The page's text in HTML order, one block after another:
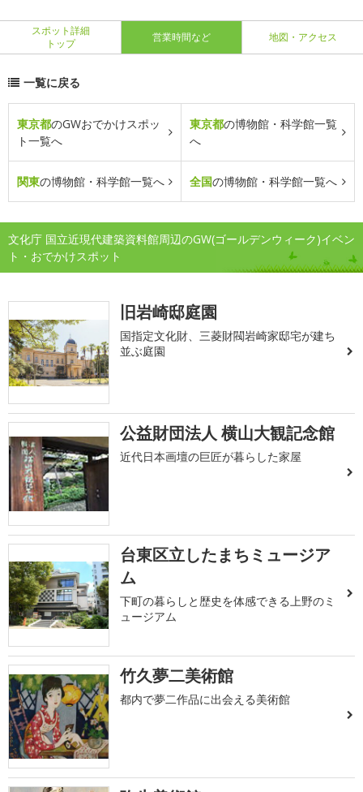
スポット詳細
トップ
営業時間など 地図・アクセス
一覧に戻る
東京都のGWおでかけスポッ
ト一覧へ
東京都の博物館・科学館一覧
へ
関東の博物館・科学館一覧へ 全国の博物館・科学館一覧へ
文化庁 国立近現代建築資料館周辺のGW(ゴールデンウィーク)イベン
ト・おでかけスポット
旧岩崎邸庭園
国指定文化財、三菱財閥岩崎家邸宅が建ち
並ぶ庭園
公益財団法人 横山大観記念館
近代日本画壇の巨匠が暮らした家屋
台東区立したまちミュージア
ム
下町の暮らしと歴史を体感できる上野のミ
ュージアム
竹久夢二美術館
都内で夢二作品に出会える美術館